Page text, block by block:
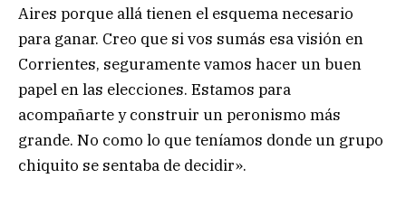
Aires porque allá tienen el esquema necesario
para ganar. Creo que si vos sumás esa visión en
Corrientes, seguramente vamos hacer un buen
papel en las elecciones. Estamos para
acompañarte y construir un peronismo más
grande. No como lo que teníamos donde un grupo
chiquito se sentaba de decidir».